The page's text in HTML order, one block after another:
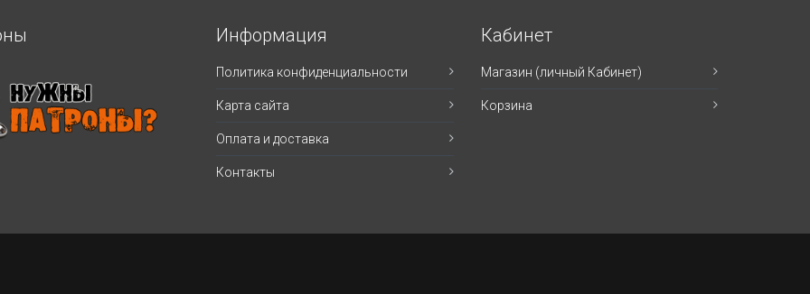
Информация
Политика конфиденциальности
Карта сайта
Оплата и доставка
Контакты
Кабинет
Магазин (личный Кабинет)
Корзина